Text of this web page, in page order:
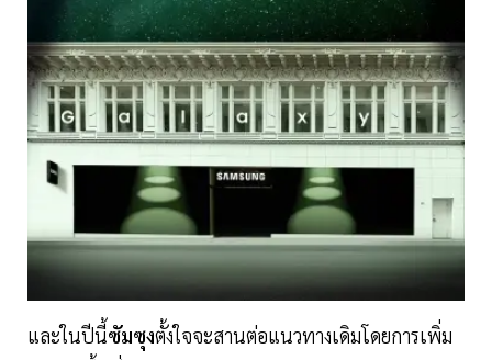
และในปีนี้ซัมซุงตั้งใจจะสานต่อแนวทางเดิมโดยการเพิ่ม